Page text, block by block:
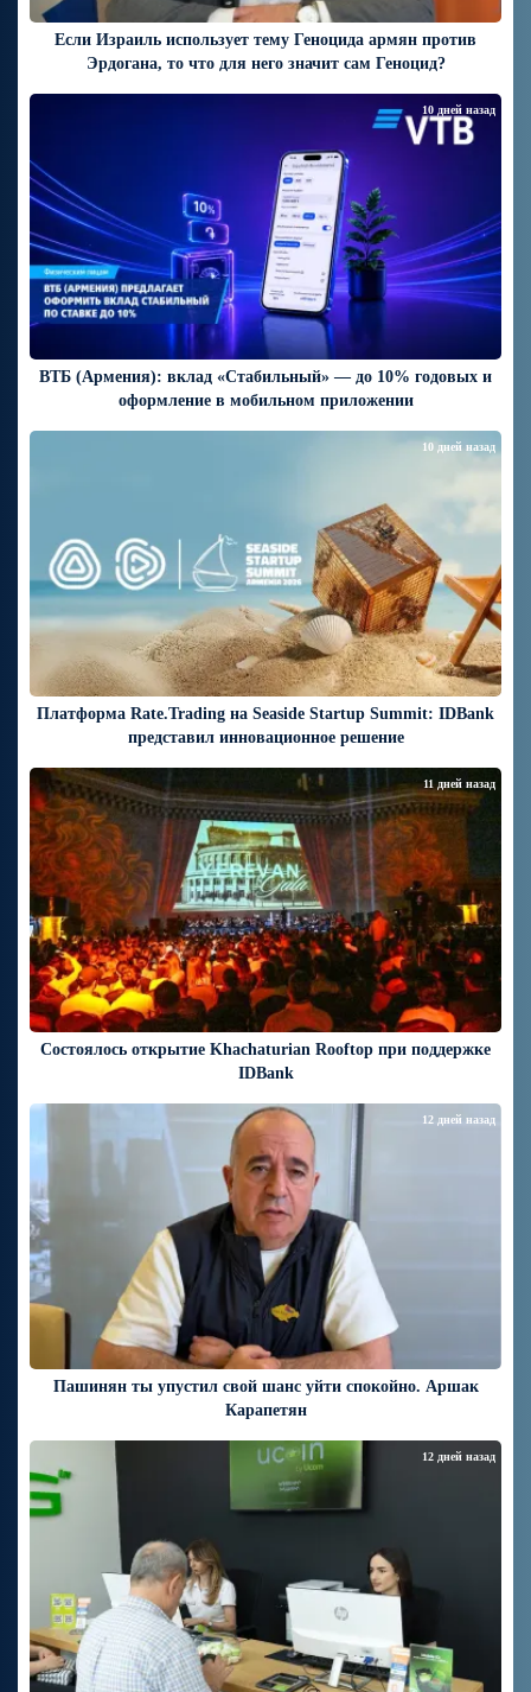
Если Израиль использует тему Геноцида армян против
Эрдогана, то что для него значит сам Геноцид?
ВТБ (Армения): вклад «Стабильный» — до 10% годовых и
оформление в мобильном приложении
10 дней назад
Платформа Rate.Trading на Seaside Startup Summit: IDBank
представил инновационное решение
10 дней назад
Состоялось открытие Khachaturian Rooftop при поддержке
IDBank
11 дней назад
Пашинян ты упустил свой шанс уйти спокойно. Аршак
Карапетян
12 дней назад
12 дней назад